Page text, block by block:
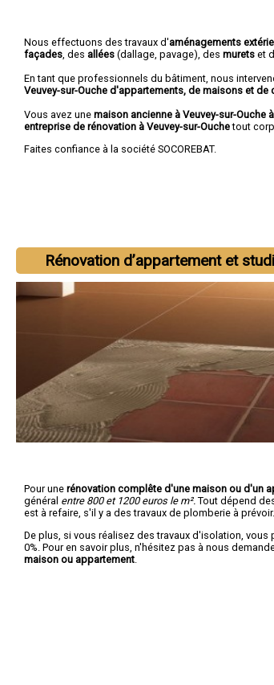
Nous effectuons des travaux d'aménagements
façades , des allées (dallage, pavage), des murets et
En tant que professionnels du bâtiment, nous
Veuvey-sur-Ouche d'appartements, de maisons et de
Vous avez une maison ancienne à Veuvey-sur-Ouche
entreprise de rénovation à Veuvey-sur-Ouchetout
Faites confiance à la société SOCOREBAT.
Rénovation d’appartement et
Pour une rénovation complête d'une maison ou d'un
général entre 800 et 1200 euros le m². Tout dépend
est à refaire, s'il y a des travaux de plomberie à prévoir...
De plus, si vous réalisez des travaux d'isolation,
0%. Pour en savoir plus, n'hésitez pas à nous
maison ou appartement